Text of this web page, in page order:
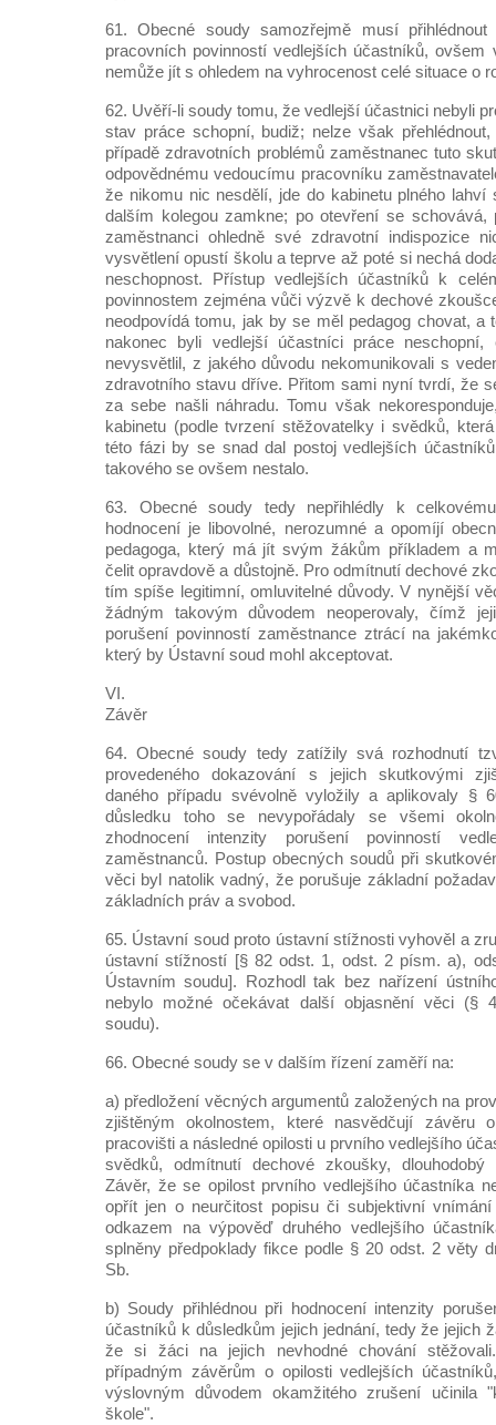
61. Obecné soudy samozřejmě musí
pracovních povinností vedlejších účastníků,
nemůže jít s ohledem na vyhrocenost celé situace o
62. Uvěří-li soudy tomu, že vedlejší účastnici nebyli
stav práce schopní, budiž; nelze však
případě zdravotních problémů zaměstnanec tuto
odpovědnému vedoucímu pracovníku
že nikomu nic nesdělí, jde do kabinetu plného
dalším kolegou zamkne; po otevření se schovává,
zaměstnanci ohledně své zdravotní indispozice
vysvětlení opustí školu a teprve až poté si nechá
neschopnost. Přístup vedlejších účastníků k
povinnostem zejména vůči výzvě k dechové
neodpovídá tomu, jak by se měl pedagog chovat, a
nakonec byli vedlejší účastníci práce
nevysvětlil, z jakého důvodu nekomunikovali s
zdravotního stavu dříve. Přitom sami nyní tvrdí, že
za sebe našli náhradu. Tomu však
kabinetu (podle tvrzení stěžovatelky i svědků,
této fázi by se snad dal postoj vedlejších
takového se ovšem nestalo.
63. Obecné soudy tedy nepřihlédly k
hodnocení je libovolné, nerozumné a opomíjí
pedagoga, který má jít svým žákům příkladem a
čelit opravdově a důstojně. Pro odmítnutí dechové
tím spíše legitimní, omluvitelné důvody. V nynější
žádným takovým důvodem neoperovaly, čímž
porušení povinností zaměstnance ztrácí na
který by Ústavní soud mohl akceptovat.
VI.
Závěr
64. Obecné soudy tedy zatížily svá rozhodnutí
provedeného dokazování s jejich skutkovými
daného případu svévolně vyložily a aplikovaly §
důsledku toho se nevypořádaly se všemi
zhodnocení intenzity porušení povinností
zaměstnanců. Postup obecných soudů při
věci byl natolik vadný, že porušuje základní
základních práv a svobod.
65. Ústavní soud proto ústavní stížnosti vyhověl a
ústavní stížností [§ 82 odst. 1, odst. 2 písm. a),
Ústavním soudu]. Rozhodl tak bez nařízení
nebylo možné očekávat další objasnění věci (§
soudu).
66. Obecné soudy se v dalším řízení zaměří na:
a) předložení věcných argumentů založených na
zjištěným okolnostem, které nasvědčují závěru
pracovišti a následné opilosti u prvního vedlejšího
svědků, odmítnutí dechové zkoušky,
Závěr, že se opilost prvního vedlejšího účastníka
opřít jen o neurčitost popisu či subjektivní
odkazem na výpověď druhého vedlejšího
splněny předpoklady fikce podle § 20 odst. 2 věty
Sb.
b) Soudy přihlédnou při hodnocení intenzity
účastníků k důsledkům jejich jednání, tedy že jejich
že si žáci na jejich nevhodné chování
případným závěrům o opilosti vedlejších
výslovným důvodem okamžitého zrušení učinila
škole".